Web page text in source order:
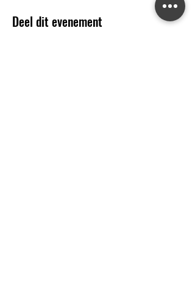
Deel dit evenement